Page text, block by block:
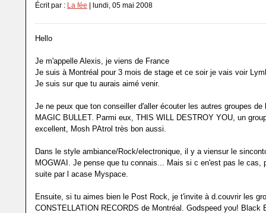
Écrit par : La fée | lundi, 05 mai 2008
Hello
Je m'appelle Alexis, je viens de France
Je suis à Montréal pour 3 mois de stage et ce soir je vais voir
Je suis sur que tu aurais aimé venir.
Je ne peux que ton conseiller d'aller écouter les autres groupes de
MAGIC BULLET. Parmi eux, THIS WILL DESTROY YOU, un
excellent, Mosh PAtrol très bon aussi.
Dans le style ambiance/Rock/electronique, il y a viensur le
MOGWAI. Je pense que tu connais... Mais si c en'est pas le cas,
suite par l acase Myspace.
Ensuite, si tu aimes bien le Post Rock, je t'invite à d.couvrir les
CONSTELLATION RECORDS de Montréal. Godspeed you! Black